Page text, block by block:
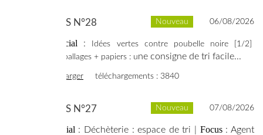
Nouveau 06/08/2026
SYNERGIES N°28
Dossier spécial : Idées vertes contre poubelle noire [1/2]
Emballages + papiers : une consigne de tri facile...
télécharger téléchargements : 3840
Nouveau 07/08/2026
SYNERGIES N°27
Dossier spécial : Déchèterie : espace de tri | Focus : Agent